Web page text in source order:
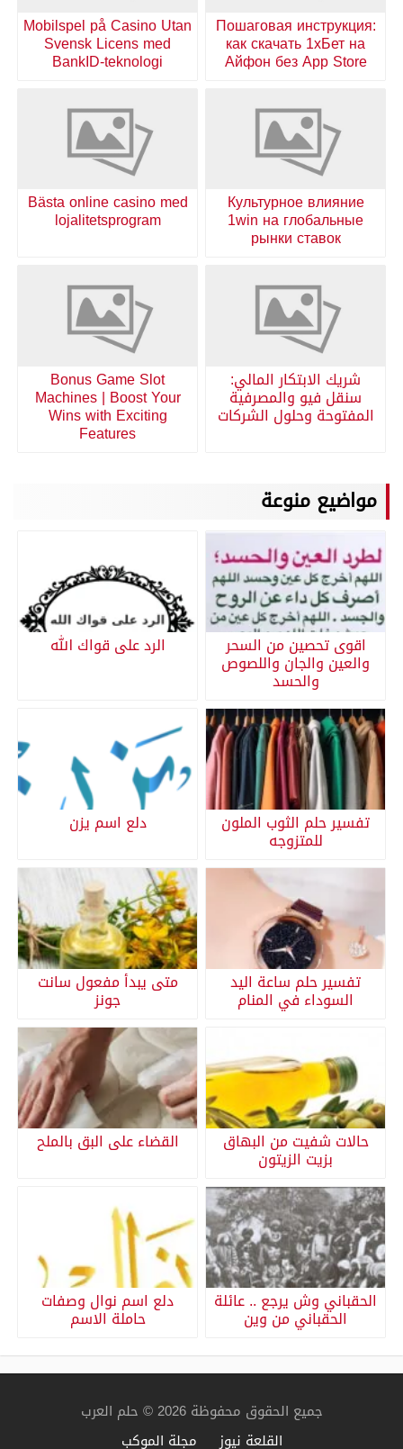
Пошаговая инструкция:
как скачать 1хБет на
Айфон без App Store
Mobilspel på Casino Utan
Svensk Licens med
BankID-teknologi
Культурное влияние
1win на глобальные
рынки ставок
Bästa online casino med
lojalitetsprogram
شريك الابتكار المالي:
سنقل فيو والمصرفية
المفتوحة وحلول الشركات
Bonus Game Slot
Machines | Boost Your
Wins with Exciting
Features
مواضيع منوعة
اقوى تحصين من السحر
والعين والجان واللصوص
والحسد
الرد على قواك الله
تفسير حلم الثوب الملون
للمتزوجه
دلع اسم يزن
تفسير حلم ساعة اليد
السوداء في المنام
متى يبدأ مفعول سانت
جونز
حالات شفيت من البهاق
بزيت الزيتون
القضاء على البق بالملح
الحقباني وش يرجع .. عائلة
الحقباني من وين
دلع اسم نوال وصفات
حاملة الاسم
جميع الحقوق محفوظة 2026 © حلم العرب
القلعة نيوز
مجلة الموكب